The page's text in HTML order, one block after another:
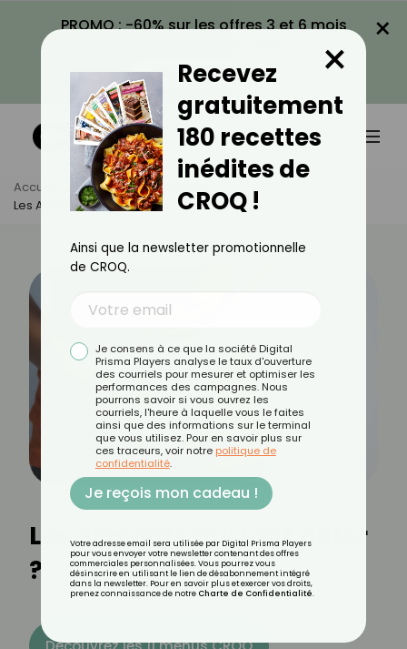
PROMO : -60% sur les offres 3 et 6 mois
VOIR LA PROMO
×
Accueil Actus
Alimentation
Les Aliments Qui Font Péter ?
Les aliments qui font péter
?
Recevez
gratuitement
180 recettes
inédites de
CROQ !
×
Ainsi que la newsletter promotionnelle
de CROQ.
Je consens à ce que la société Digital
Prisma Players analyse le taux d'ouverture
des courriels pour mesurer et optimiser les
performances des campagnes. Nous
pourrons savoir si vous ouvrez les
courriels, l'heure à laquelle vous le faites
ainsi que des informations sur le terminal
que vous utilisez. Pour en savoir plus sur
ces traceurs, voir notre politique de
confidentialité.
Je reçois mon cadeau !
Votre adresse email sera utilisée par Digital Prisma Players
pour vous envoyer votre newsletter contenant des offres
commerciales personnalisées. Vous pourrez vous
désinscrire en utilisant le lien de désabonnement intégré
dans la newsletter. Pour en savoir plus et exercer vos droits,
prenez connaissance de notre Charte de Confidentialité.